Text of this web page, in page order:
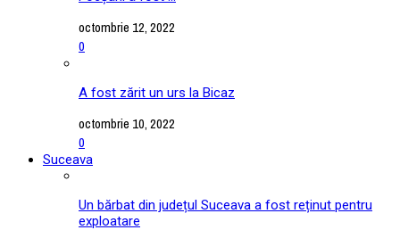
octombrie 12, 2022
0
A fost zărit un urs la Bicaz
octombrie 10, 2022
0
Suceava
Un bărbat din județul Suceava a fost reținut pentru
exploatare